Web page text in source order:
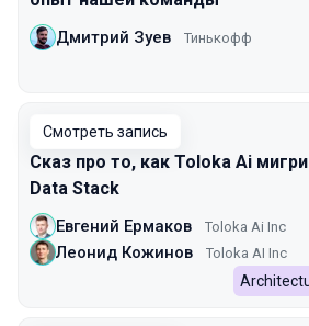
Дмитрий Зуев Тинькофф
Смотреть запись
Сказ про то, как Toloka Ai
Data Stack
Евгений Ермаков Toloka Ai Inc
Леонид Кожинов Toloka AI Inc